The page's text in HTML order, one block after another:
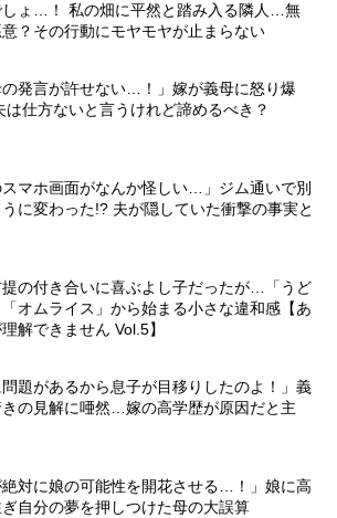
しょ…！ 私の畑に平然と踏み入る隣人…無
？その行動にモヤモヤが止まらない
の発言が許せない…！」嫁が義母に怒り爆
は仕方ないと言うけれど諦めるべき？
スマホ画面がなんか怪しい…」ジム通いで別
うに変わった!? 夫が隠していた衝撃の事実と
の付き合いに喜ぶよし子だったが…「うど
「オムライス」から始まる小さな違和感【あ
解できません Vol.5】
問題があるから息子が目移りしたのよ！」義
の見解に唖然…嫁の高学歴が原因だと主
絶対に娘の可能性を開花させる…！」娘に高
自分の夢を押しつけた母の大誤算